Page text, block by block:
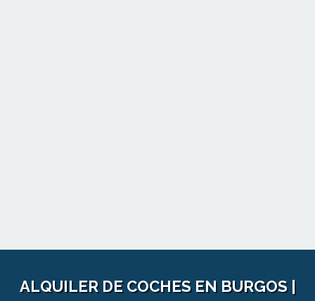
ALQUILER DE COCHES EN BURGOS |